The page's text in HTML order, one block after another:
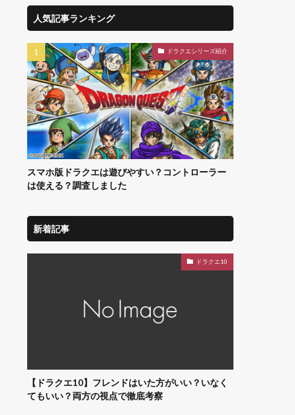
人気記事ランキング
ドラクエシリーズ紹介
スマホ版ドラクエは遊びやすい？コントローラー
は使える？調査しました
新着記事
ドラクエ10
【ドラクエ10】フレンドはいた方がいい？いなく
てもいい？両方の視点で徹底考察